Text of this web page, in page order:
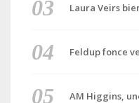
Laura Veirs
Feldup fonce
AM Higgins,